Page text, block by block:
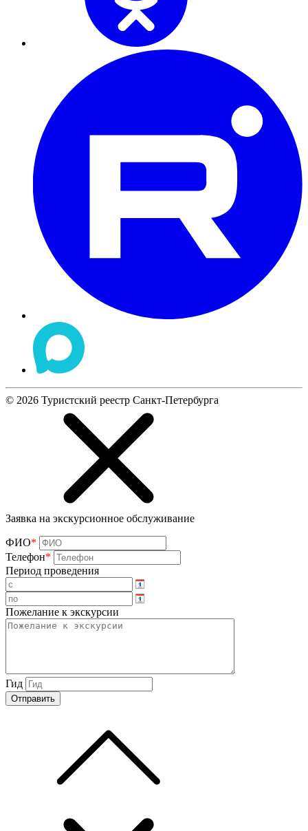
© 2026 Туристский реестр Санкт-Петербурга
Заявка на экскурсионное обслуживание
ФИО*
Телефон*
Период проведения
Пожелание к экскурсии
Гид